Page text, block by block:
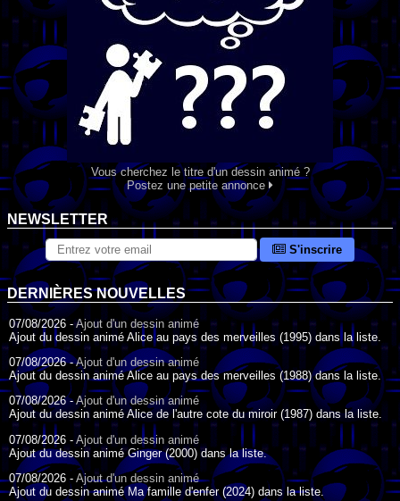
Vous cherchez le titre d'un dessin animé ?
Postez une petite annonce
NEWSLETTER
S'inscrire
DERNIÈRES NOUVELLES
07/08/2026 -Ajout d'un dessin animé
Ajout du dessin animé Alice au pays des merveilles (1995) dans la liste.
07/08/2026 -Ajout d'un dessin animé
Ajout du dessin animé Alice au pays des merveilles (1988) dans la liste.
07/08/2026 -Ajout d'un dessin animé
Ajout du dessin animé Alice de l'autre cote du miroir (1987) dans la liste.
07/08/2026 - Ajout d'un dessin animé
Ajout du dessin animé Ginger (2000) dans la liste.
07/08/2026 - Ajout d'un dessin animé
Ajout du dessin animé Ma famille d'enfer (2024) dans la liste.